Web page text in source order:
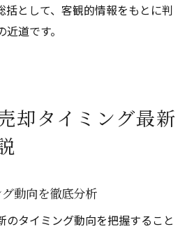
括として、客観的情報をもとに判
道です。
却タイミング最新
動向を徹底分析
のタイミング動向を把握すること